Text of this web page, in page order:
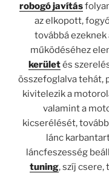
robogó javítás
az elkopott,
továbbá
működéséhez
kerületés
összefoglalva tehát,
kivitelezik a
valamint a
kicserélését,
lánc
láncfeszesség
tuning, szíj csere,